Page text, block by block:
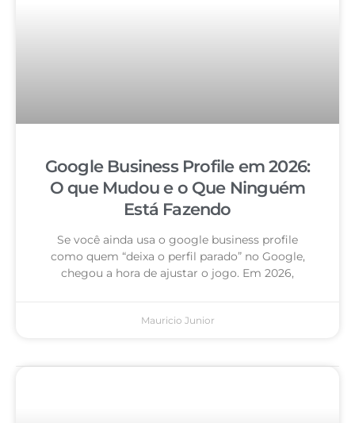
Google Business Profile em 2026:
O que Mudou e o Que Ninguém
Está Fazendo
Se você ainda usa o google business profile
como quem “deixa o perfil parado” no Google,
chegou a hora de ajustar o jogo. Em 2026,
Mauricio Junior